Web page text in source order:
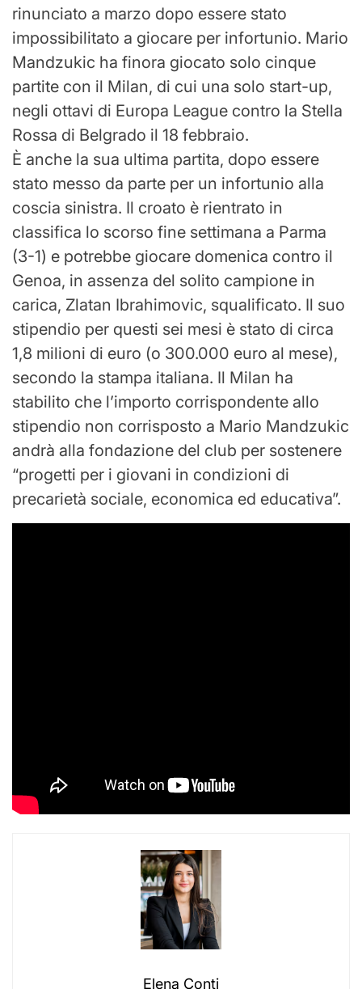
rinunciato a marzo dopo essere stato
impossibilitato a giocare per infortunio. Mario
Mandzukic ha finora giocato solo cinque
partite con il Milan, di cui una solo start-up,
negli ottavi di Europa League contro la Stella
Rossa di Belgrado il 18 febbraio.
È anche la sua ultima partita, dopo essere
stato messo da parte per un infortunio alla
coscia sinistra. Il croato è rientrato in
classifica lo scorso fine settimana a Parma
(3-1) e potrebbe giocare domenica contro il
Genoa, in assenza del solito campione in
carica, Zlatan Ibrahimovic, squalificato. Il suo
stipendio per questi sei mesi è stato di circa
1,8 milioni di euro (o 300.000 euro al mese),
secondo la stampa italiana. Il Milan ha
stabilito che l’importo corrispondente allo
stipendio non corrisposto a Mario Mandzukic
andrà alla fondazione del club per sostenere
“progetti per i giovani in condizioni di
precarietà sociale, economica ed educativa”.
Elena Conti